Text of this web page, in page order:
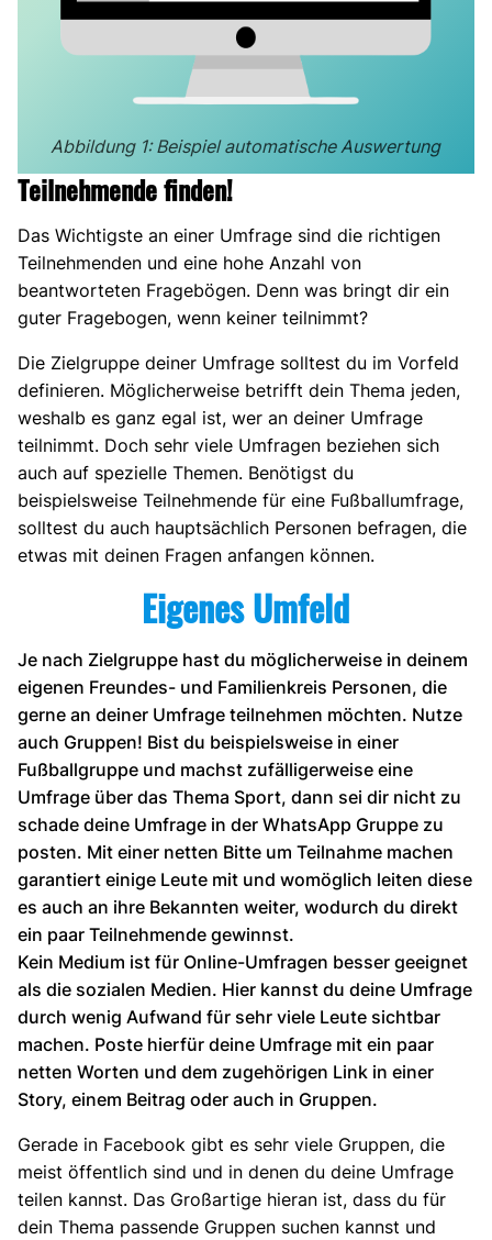
Abbildung 1: Beispiel automatische Auswertung
Teilnehmende finden!
Das Wichtigste an einer Umfrage sind die richtigen
Teilnehmenden und eine hohe Anzahl von
beantworteten Fragebögen. Denn was bringt dir ein
guter Fragebogen, wenn keiner teilnimmt?
Die Zielgruppe deiner Umfrage solltest du im Vorfeld
definieren. Möglicherweise betrifft dein Thema jeden,
weshalb es ganz egal ist, wer an deiner Umfrage
teilnimmt. Doch sehr viele Umfragen beziehen sich
auch auf spezielle Themen. Benötigst du
beispielsweise Teilnehmende für eine Fußballumfrage,
solltest du auch hauptsächlich Personen befragen, die
etwas mit deinen Fragen anfangen können.
Eigenes Umfeld
Je nach Zielgruppe hast du möglicherweise in deinem
eigenen Freundes- und Familienkreis Personen, die
gerne an deiner Umfrage teilnehmen möchten. Nutze
auch Gruppen! Bist du beispielsweise in einer
Fußballgruppe und machst zufälligerweise eine
Umfrage über das Thema Sport, dann sei dir nicht zu
schade deine Umfrage in der WhatsApp Gruppe zu
posten. Mit einer netten Bitte um Teilnahme machen
garantiert einige Leute mit und womöglich leiten diese
es auch an ihre Bekannten weiter, wodurch du direkt
ein paar Teilnehmende gewinnst.
Kein Medium ist für Online-Umfragen besser geeignet
als die sozialen Medien. Hier kannst du deine Umfrage
durch wenig Aufwand für sehr viele Leute sichtbar
machen. Poste hierfür deine Umfrage mit ein paar
netten Worten und dem zugehörigen Link in einer
Story, einem Beitrag oder auch in Gruppen.
Gerade in Facebook gibt es sehr viele Gruppen, die
meist öffentlich sind und in denen du deine Umfrage
teilen kannst. Das Großartige hieran ist, dass du für
dein Thema passende Gruppen suchen kannst und